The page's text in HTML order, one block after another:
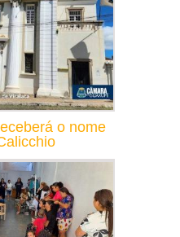
o nome